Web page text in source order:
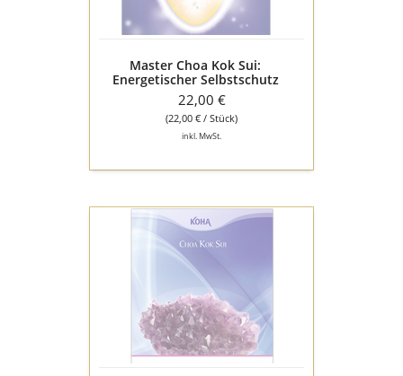
Master Choa Kok Sui:
Energetischer Selbstschutz
22,00 €
(22,00 € / Stück)
inkl. MwSt.
Kristallen